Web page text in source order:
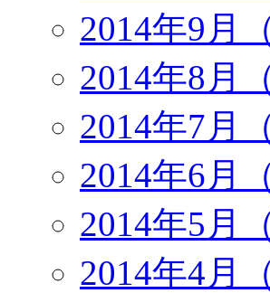
2014年9月（
2014年8月（
2014年7月（
2014年6月（
2014年5月（
2014年4月